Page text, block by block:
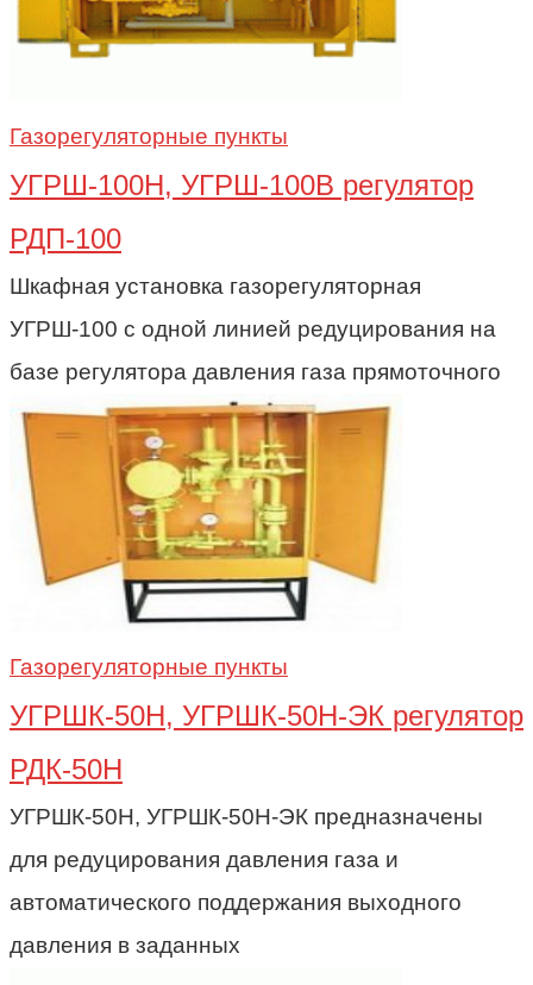
Газорегуляторные пункты
УГРШ-100Н, УГРШ-100В регулятор
РДП-100
Шкафная установка газорегуляторная
УГРШ-100 с одной линией редуцирования на
базе регулятора давления газа прямоточного
Газорегуляторные пункты
УГРШК-50Н, УГРШК-50Н-ЭК регулятор
РДК-50Н
УГРШК-50Н, УГРШК-50Н-ЭК предназначены
для редуцирования давления газа и
автоматического поддержания выходного
давления в заданных